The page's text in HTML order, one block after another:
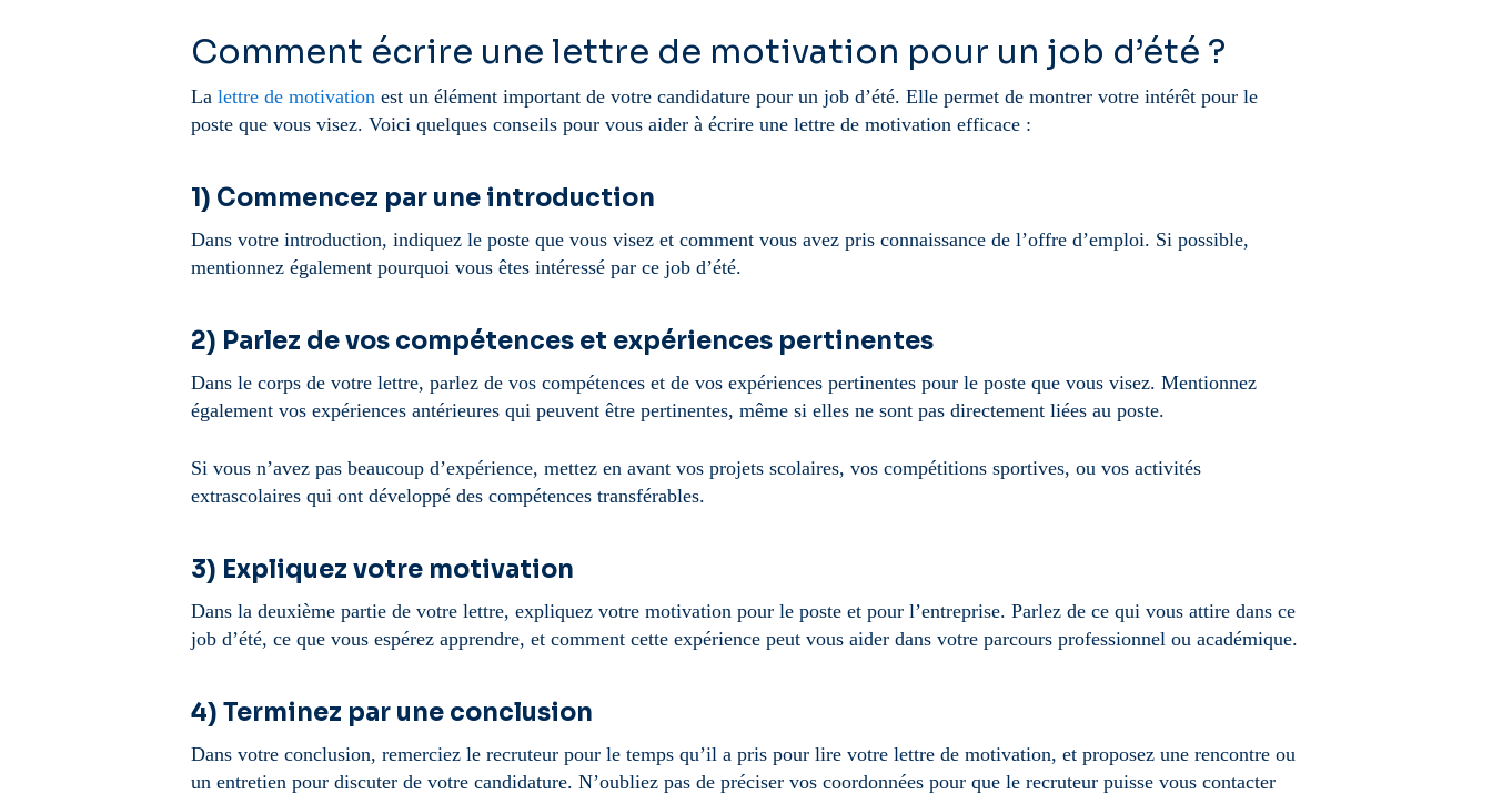
Comment écrire une lettre de motivation pour un job d’été ?
La lettre de motivation est un élément important de votre candidature pour un job d’été. Elle permet de montrer votre intérêt pour le
poste que vous visez. Voici quelques conseils pour vous aider à écrire une lettre de motivation efficace :
1) Commencez par une introduction
Dans votre introduction, indiquez le poste que vous visez et comment vous avez pris connaissance de l’offre d’emploi. Si possible,
mentionnez également pourquoi vous êtes intéressé par ce job d’été.
2) Parlez de vos compétences et expériences pertinentes
Dans le corps de votre lettre, parlez de vos compétences et de vos expériences pertinentes pour le poste que vous visez. Mentionnez
également vos expériences antérieures qui peuvent être pertinentes, même si elles ne sont pas directement liées au poste.
Si vous n’avez pas beaucoup d’expérience, mettez en avant vos projets scolaires, vos compétitions sportives, ou vos activités
extrascolaires qui ont développé des compétences transférables.
3) Expliquez votre motivation
Dans la deuxième partie de votre lettre, expliquez votre motivation pour le poste et pour l’entreprise. Parlez de ce qui vous attire dans ce
job d’été, ce que vous espérez apprendre, et comment cette expérience peut vous aider dans votre parcours professionnel ou académique.
4) Terminez par une conclusion
Dans votre conclusion, remerciez le recruteur pour le temps qu’il a pris pour lire votre lettre de motivation, et proposez une rencontre ou
un entretien pour discuter de votre candidature. N’oubliez pas de préciser vos coordonnées pour que le recruteur puisse vous contacter